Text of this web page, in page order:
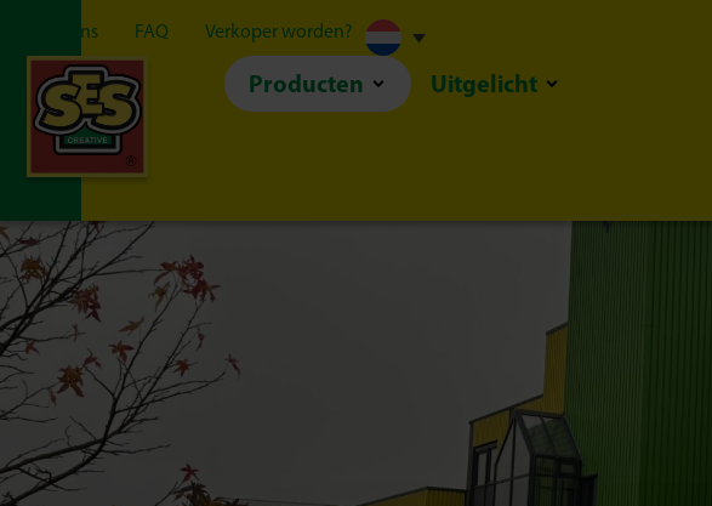
Over ons FAQ Verkoper worden?
Producten Uitgelicht